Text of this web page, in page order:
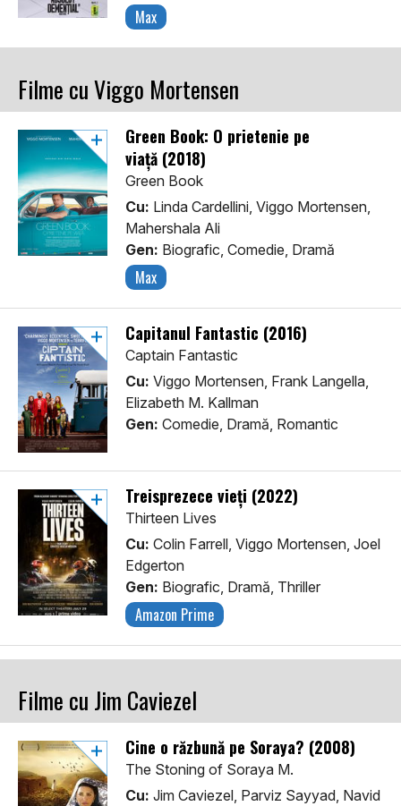
Max
Filme cu Viggo Mortensen
Green Book: O prietenie pe
viață (2018)
Green Book
Cu: Linda Cardellini, Viggo Mortensen,
Mahershala Ali
Gen: Biografic, Comedie, Dramă
Max
Capitanul Fantastic (2016)
Captain Fantastic
Cu: Viggo Mortensen, Frank Langella,
Elizabeth M. Kallman
Gen: Comedie, Dramă, Romantic
Treisprezece vieți (2022)
Thirteen Lives
Cu: Colin Farrell, Viggo Mortensen, Joel
Edgerton
Gen: Biografic, Dramă, Thriller
Amazon Prime
Filme cu Jim Caviezel
Cine o răzbună pe Soraya? (2008)
The Stoning of Soraya M.
Cu: Jim Caviezel, Parviz Sayyad, Navid